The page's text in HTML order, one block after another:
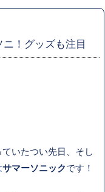
ニ！グッズも注目
いたつい先日、そし
サマーソニックです！